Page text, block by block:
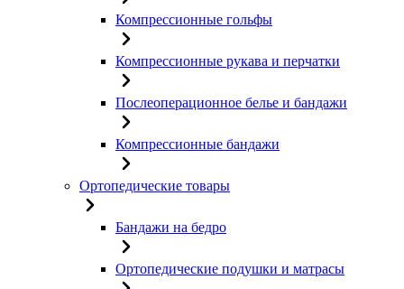
Компрессионные гольфы
Компрессионные рукава и перчатки
Послеоперационное белье и бандажи
Компрессионные бандажи
Ортопедические товары
Бандажи на бедро
Ортопедические подушки и матрасы